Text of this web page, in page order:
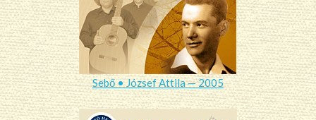
Sebő • József Attila — 2005